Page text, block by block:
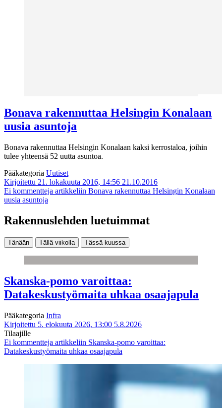
Bonava rakennuttaa Helsingin Konalaan
uusia asuntoja
Bonava rakennuttaa Helsingin Konalaan kaksi kerrostaloa, joihin
tulee yhteensä 52 uutta asuntoa.
Pääkategoria Uutiset
Kirjoitettu 21. lokakuuta 2016, 14:56 21.10.2016
Ei kommentteja artikkeliin Bonava rakennuttaa Helsingin Konalaan
uusia asuntoja
Rakennuslehden luetuimmat
Tänään Tällä viikolla Tässä kuussa
Skanska-pomo varoittaa:
Datakeskustyömaita uhkaa osaajapula
Pääkategoria Infra
Kirjoitettu 5. elokuuta 2026, 13:00 5.8.2026
Tilaajille
Ei kommentteja artikkeliin Skanska-pomo varoittaa:
Datakeskustyömaita uhkaa osaajapula